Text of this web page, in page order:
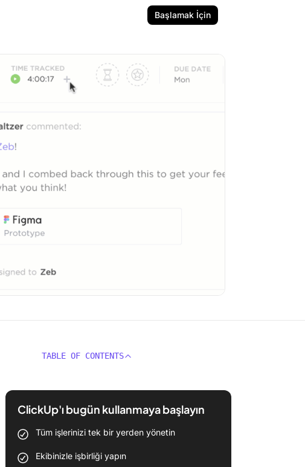
Başlamak İçin
TABLE OF CONTENTS
ClickUp'ı bugün kullanmaya başlayın
Tüm işlerinizi tek bir yerden yönetin
Ekibinizle işbirliği yapın